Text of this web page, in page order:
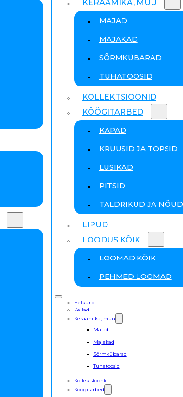
KERAAMIKA, MUU
MAJAD
MAJAKAD
SÕRMKÜBARAD
TUHATOOSID
KOLLEKTSIOONID
KÖÖGITARBED
KAPAD
KRUUSID JA TOPSID
LUSIKAD
PITSID
TALDRIKUD JA NÕUD
LIPUD
LOODUS KÕIK
LOOMAD KÕIK
PEHMED LOOMAD
Helkurid
Kellad
Keraamika, muu
Majad
Majakad
Sõrmkübarad
Tuhatoosid
Kollektsioonid
Köögitarbed